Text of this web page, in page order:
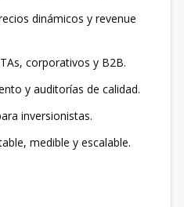
dinámicos y revenue
corporativos y B2B.
y auditorías de calidad.
inversionistas.
medible y escalable.